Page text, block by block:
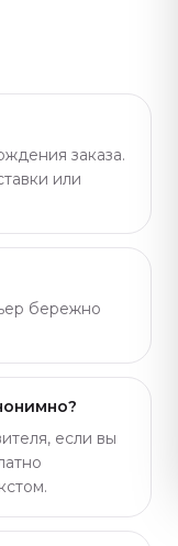
заказа.
или
бережно
если вы